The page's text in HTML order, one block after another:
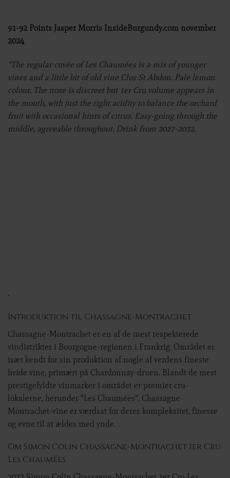
91-92 Points Jasper Morris InsideBurgundy.com november
2024
“The regular cuvée of Les Chaumées is a mix of younger
vines and a little bit of old vine Clos St Abdon. Pale lemon
colour. The nose is discreet but 1er Cru volume appears in
the mouth, with just the right acidity to balance the orchard
fruit with occasional hints of citrus. Easy-going through the
middle, agreeable throughout. Drink from 2027-2032.
.
Introduktion til Chassagne-Montrachet
Chassagne-Montrachet er en af de mest respekterede
vindistrikter i Bourgogne-regionen i Frankrig. Området er
især kendt for sin produktion af nogle af verdens fineste
hvide vine, primært på Chardonnay-druen. Blandt de mest
prestigefyldte vinmarker i området er premier cru-
lokalerne, herunder “Les Chaumées”. Chassagne-
Montrachet-vine er værdsat for deres kompleksitet, finesse
og evne til at ældes med ynde.
Om Simon Colin Chassagne-Montrachet 1er Cru
Les Chaumées